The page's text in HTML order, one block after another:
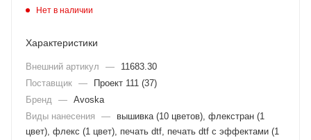
Нет в наличии
Характеристики
Внешний артикул —
11683.30
Поставщик —
Проект 111 (37)
Бренд
— Avoska
Виды нанесения
—
вышивка (10 цветов), флекстран (1
цвет), флекс (1 цвет), печать dtf, печать dtf с эффектами (1